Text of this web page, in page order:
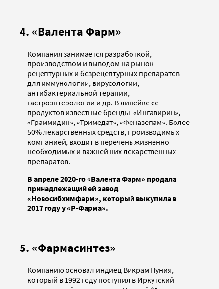
4. «Валента Фарм»
Компания занимается разработкой,
производством и выводом на рынок
рецептурных и безрецептурных препаратов
для иммунологии, вирусологии,
антибактериальной терапии,
гастроэнтерологии и др. В линейке ее
продуктов известные бренды: «Ингавирин»,
«Граммидин», «Тримедат», «Феназепам». Более
50% лекарственных средств, производимых
компанией, входит в перечень жизненно
необходимых и важнейших лекарственных
препаратов.
В апреле 2020-го «Валента Фарм» продала
принадлежащий ей завод
«Новосибхимфарм», который выкупила в
2017 году у «Р-Фарма».
5. «Фармасинтез»
Компанию основал индиец Викрам Пуния,
который в 1992 году поступил в Иркутский